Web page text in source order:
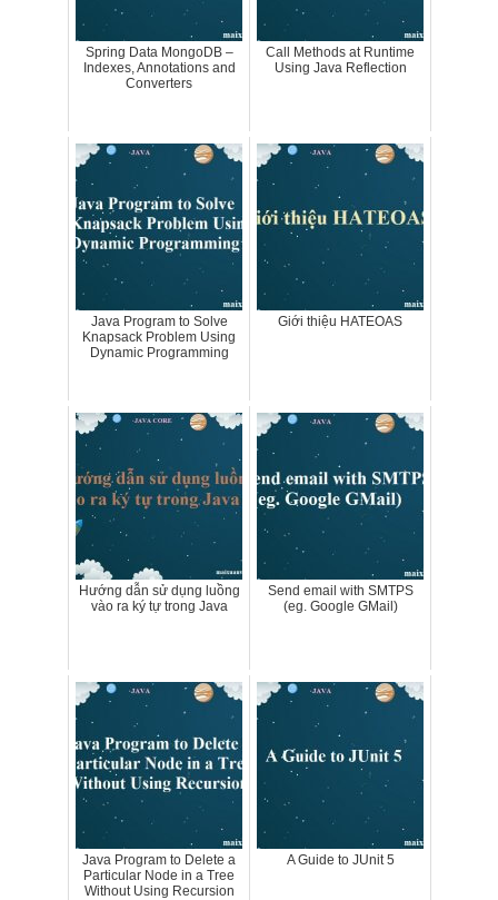
Spring Data MongoDB –
Indexes, Annotations and
Converters
Call Methods at Runtime
Using Java Reflection
Java Program to Solve
Knapsack Problem Using
Dynamic Programming
Giới thiệu HATEOAS
Hướng dẫn sử dụng luồng
vào ra ký tự trong Java
Send email with SMTPS
(eg. Google GMail)
Java Program to Delete a
Particular Node in a Tree
Without Using Recursion
A Guide to JUnit 5